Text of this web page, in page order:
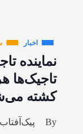
اخبار
نماینده
تاجیک‌ها
کشته
By پیک‌آفتاب